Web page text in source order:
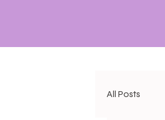
All Posts